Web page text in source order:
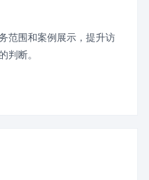
范围和案例展示，提升访
判断。